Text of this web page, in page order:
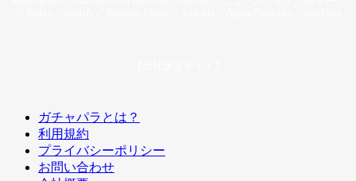
ガチャパラとは？
利用規約
プライバシーポリシー
お問い合わせ